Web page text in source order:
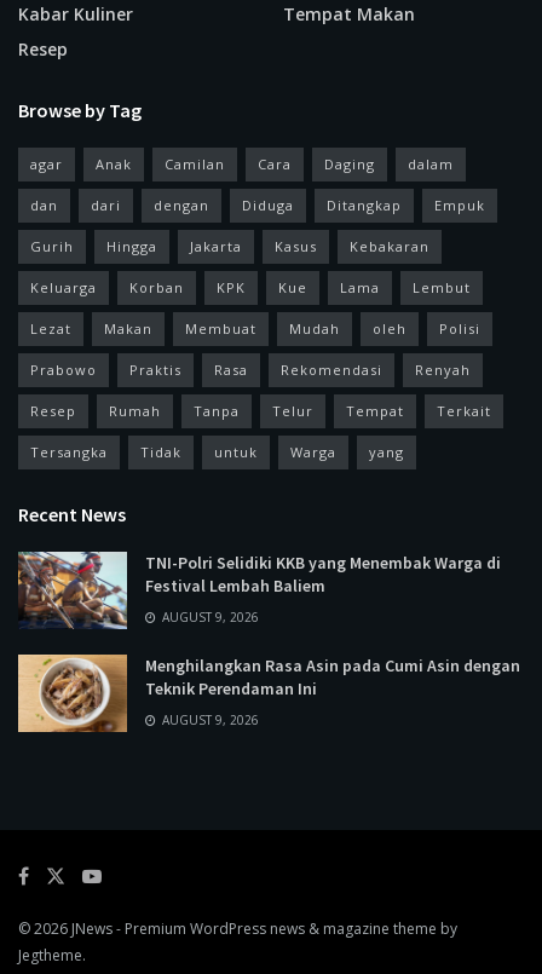
Kabar Kuliner
Resep
Tempat Makan
Browse by Tag
agar Anak Camilan Cara Daging dalam
dan dari dengan Diduga Ditangkap Empuk
Gurih Hingga Jakarta Kasus Kebakaran
Keluarga Korban KPK Kue Lama Lembut
Lezat Makan Membuat Mudah oleh Polisi
Prabowo Praktis Rasa Rekomendasi Renyah
Resep Rumah Tanpa Telur Tempat Terkait
Tersangka Tidak untuk Warga yang
Recent News
TNI-Polri Selidiki KKB yang Menembak Warga di
Festival Lembah Baliem
AUGUST 9, 2026
Menghilangkan Rasa Asin pada Cumi Asin dengan
Teknik Perendaman Ini
AUGUST 9, 2026
© 2026 JNews- Premium WordPress news & magazine theme by
Jegtheme.